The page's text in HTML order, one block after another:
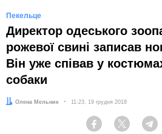
Пекельце
Директор одеського
рожевої свині записав
Він уже співав у
собаки
Автор:
Олена Мельник Дата:
11:23, 19 грудня 2018
Facebook Twitter